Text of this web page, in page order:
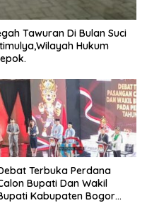
Tawuran Di Bulan Suci
Hukum
Terbuka Perdana
Bupati Dan Wakil
Kabupaten Bogor